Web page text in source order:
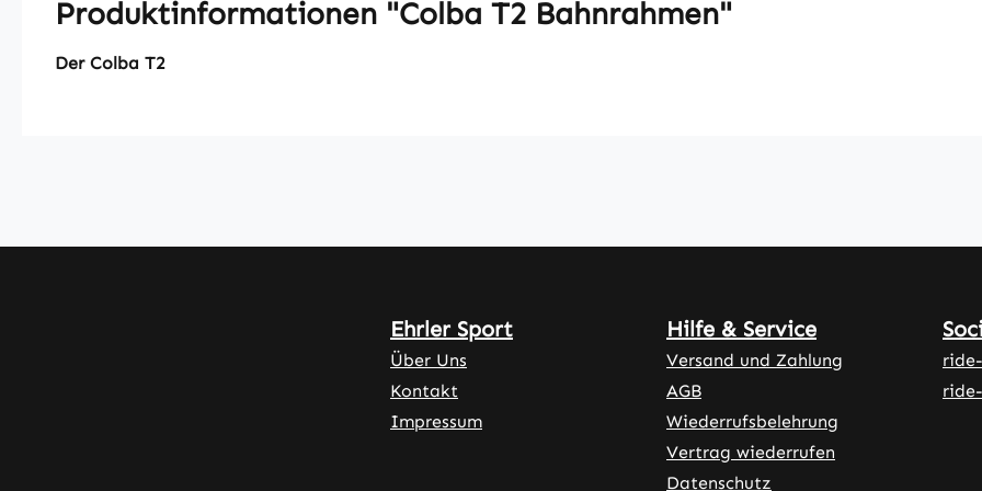
Produktinformationen "Colba T2 Bahnrahmen"
Der Colba T2
Ehrler Sport
Über Uns
Kontakt
Impressum
Hilfe & Service
Versand und Zahlung
AGB
Wiederrufsbelehrung
Vertrag wiederrufen
Datenschutz